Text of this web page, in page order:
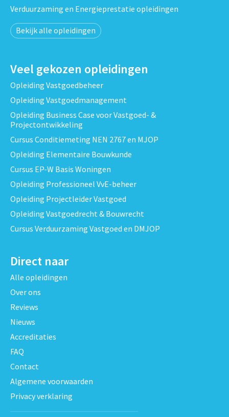
Verduurzaming en Energieprestatie opleidingen
Bekijk alle opleidingen
Veel gekozen opleidingen
Opleiding Vastgoedbeheer
Opleiding Vastgoedmanagement
Opleiding Business Case voor Vastgoed- &
Projectontwikkeling
Cursus Conditiemeting NEN 2767 en MJOP
Opleiding Elementaire Bouwkunde
Cursus EP-W Basis Woningen
Opleiding Professioneel VvE-beheer
Opleiding Projectleider Vastgoed
Opleiding Vastgoedrecht & Bouwrecht
Cursus Verduurzaming Vastgoed en DMJOP
Direct naar
Alle opleidingen
Over ons
Reviews
Nieuws
Accreditaties
FAQ
Contact
Algemene voorwaarden
Privacy verklaring